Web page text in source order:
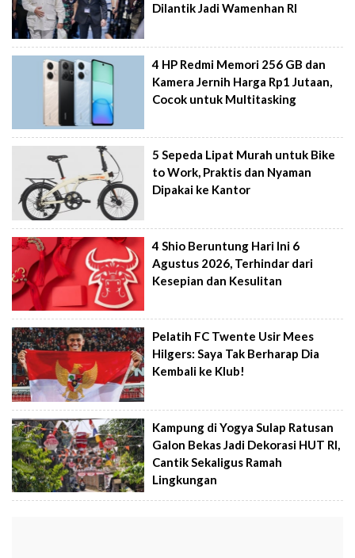
Dilantik Jadi Wamenhan RI
4 HP Redmi Memori 256 GB dan
Kamera Jernih Harga Rp1 Jutaan,
Cocok untuk Multitasking
5 Sepeda Lipat Murah untuk Bike
to Work, Praktis dan Nyaman
Dipakai ke Kantor
4 Shio Beruntung Hari Ini 6
Agustus 2026, Terhindar dari
Kesepian dan Kesulitan
Pelatih FC Twente Usir Mees
Hilgers: Saya Tak Berharap Dia
Kembali ke Klub!
Kampung di Yogya Sulap Ratusan
Galon Bekas Jadi Dekorasi HUT RI,
Cantik Sekaligus Ramah
Lingkungan